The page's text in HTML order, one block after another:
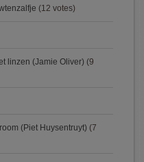
(12 votes)
linzen (Jamie Oliver) (9
(Piet Huysentruyt) (7